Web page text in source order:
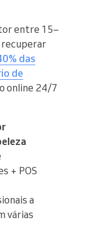
entre 15–
das
de
online 24/7
+ POS
a
várias